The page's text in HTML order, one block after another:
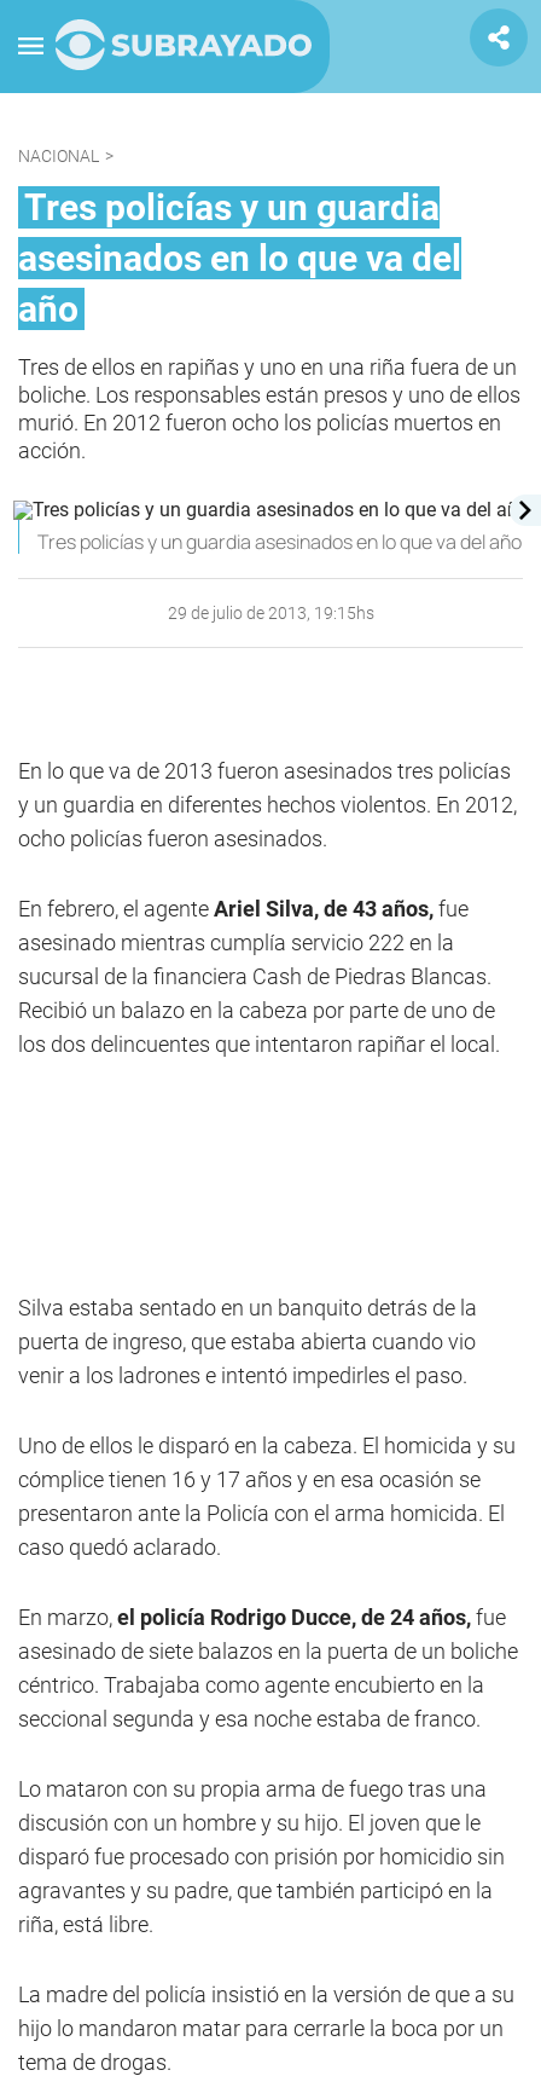
NACIONAL >
Tres policías y un guardia
asesinados en lo que va del
año
Tres de ellos en rapiñas y uno en una riña fuera de un
boliche. Los responsables están presos y uno de ellos
murió. En 2012 fueron ocho los policías muertos en
acción.
Tres policías y un guardia asesinados en lo que va del año
29 de julio de 2013, 19:15hs
En lo que va de 2013 fueron asesinados tres policías
y un guardia en diferentes hechos violentos. En 2012,
ocho policías fueron asesinados.
En febrero, el agenteAriel Silva, de 43 años,fue
asesinado mientras cumplía servicio 222 en la
sucursal de la financiera Cash de Piedras Blancas.
Recibió un balazo en la cabeza por parte de uno de
los dos delincuentes que intentaron rapiñar el local.
Silva estaba sentado en un banquito detrás de la
puerta de ingreso, que estaba abierta cuando vio
venir a los ladrones e intentó impedirles el paso.
Uno de ellos le disparó en la cabeza. El homicida y su
cómplice tienen 16 y 17 años y en esa ocasión se
presentaron ante la Policía con el arma homicida. El
caso quedó aclarado.
En marzo,el policía Rodrigo Ducce, de 24 años,fue
asesinado de siete balazos en la puerta de un boliche
céntrico. Trabajaba como agente encubierto en la
seccional segunda y esa noche estaba de franco.
Lo mataron con su propia arma de fuego tras una
discusión con un hombre y su hijo. El joven que le
disparó fue procesado con prisión por homicidio sin
agravantes y su padre, que también participó en la
riña, está libre.
La madre del policía insistió en la versión de que a su
hijo lo mandaron matar para cerrarle la boca por un
tema de drogas.